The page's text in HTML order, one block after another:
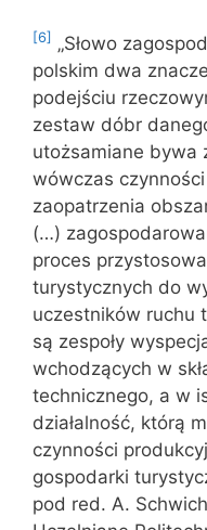
[6] „Słowo
polskim dwa
podejściu
zestaw dóbr
utożsamiane bywa
wówczas
zaopatrzenia
(…)
proces
turystycznych do
uczestników ruchu
są zespoły
wchodzących w
technicznego, a w
działalność, którą
czynności
gospodarki
pod red. A.